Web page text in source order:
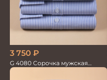
3 750 ₽
G 4080 Сорочка мужская
голубой